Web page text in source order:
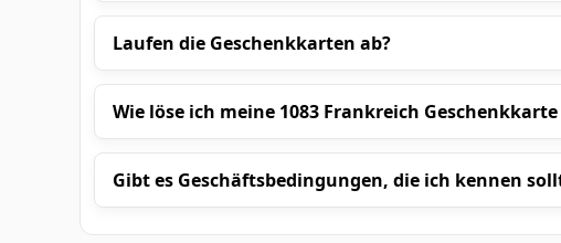
Laufen die Geschenkkarten ab?
Wie löse ich meine 1083 Frankreich
Gibt es Geschäftsbedingungen, die ich kennen